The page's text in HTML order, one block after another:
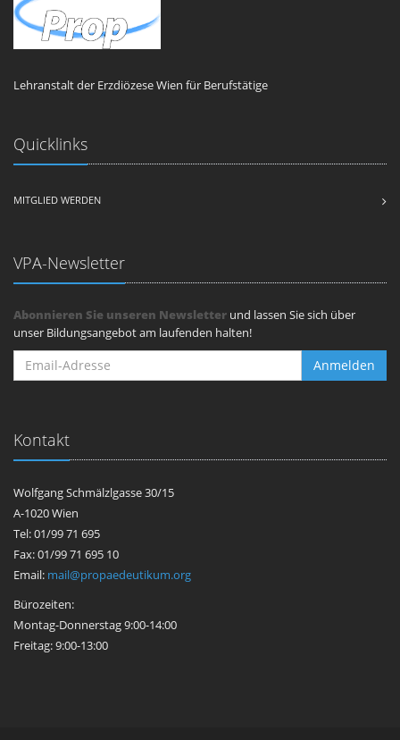
Lehranstalt der Erzdiözese Wien für Berufstätige
Quicklinks
MITGLIED WERDEN
VPA-Newsletter
Abonnieren Sie unseren Newsletter und lassen Sie sich über
unser Bildungsangebot am laufenden halten!
Anmelden
Kontakt
Wolfgang Schmälzlgasse 30/15
A-1020 Wien
Tel: 01/99 71 695
Fax: 01/99 71 695 10
Email: mail@propaedeutikum.org
Bürozeiten:
Montag-Donnerstag 9:00-14:00
Freitag: 9:00-13:00